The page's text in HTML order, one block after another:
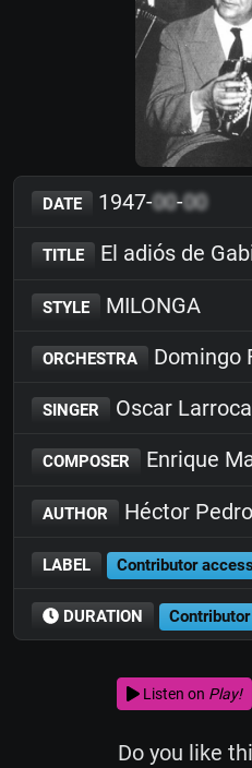
DATE 1947-00-00
TITLE El adiós de
STYLE MILONGA
ORCHESTRA Domingo
SINGER Oscar Larroca
COMPOSER Enrique
AUTHOR Héctor
LABEL Contributor
DURATION
Listen on Play!
Do you like